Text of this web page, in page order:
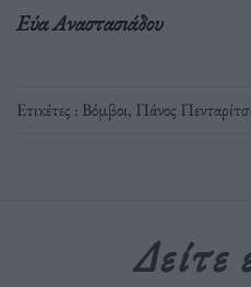
Εύα Αναστασιάδου
Ετικέτες : Βόμβοι, Πάνος
Δείτε